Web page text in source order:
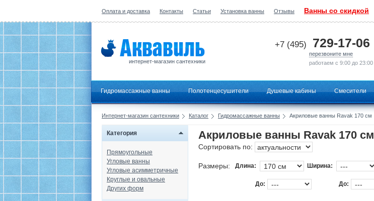
Оплата и доставка Контакты Статьи Установка ванны Отзывы Ванны со скидкой
интернет-магазин сантехники
+7 (495) 729-17-06
перезвоните мне
работаем с 9:00 до 23:00
Гидромассажные ванны Полотенцесушители Душевые кабины Смесители
Интернет-магазин сантехники Каталог Гидромассажные ванны Акриловые ванны Ravak 170 см
Категория
Прямоугольные
Угловые ванны
Угловые асимметричные
Круглые и овальные
Других форм
Акриловые ванны Ravak 170 см
Сортировать по:
Размеры: Длина: Ширина:
До: До: